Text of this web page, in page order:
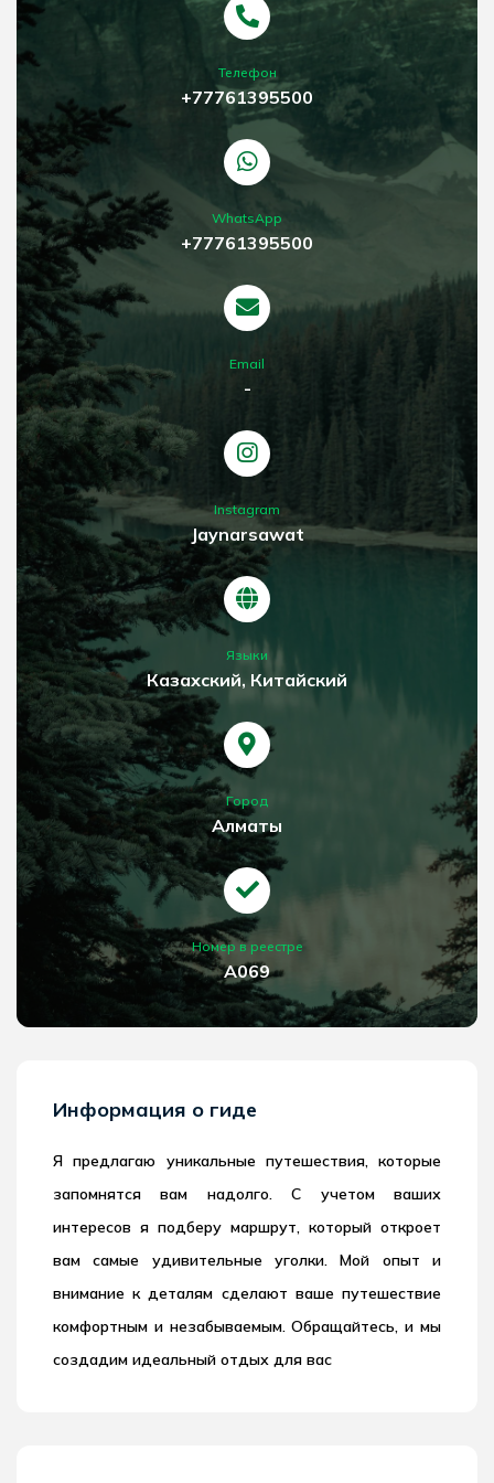
Телефон
+77761395500
WhatsApp
+77761395500
Email
-
Instagram
Jaynarsawat
Языки
Казахский, Китайский
Город
Алматы
Номер в реестре
A069
Информация о гиде
Я предлагаю уникальные путешествия, которые
запомнятся вам надолго. С учетом ваших
интересов я подберу маршрут, который откроет
вам самые удивительные уголки. Мой опыт и
внимание к деталям сделают ваше путешествие
комфортным и незабываемым. Обращайтесь, и мы
создадим идеальный отдых для вас